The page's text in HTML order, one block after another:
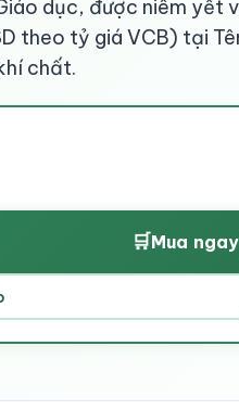
dục, được niêm yết
theo tỷ giá VCB) tại
chất.
🛒Mua ngay